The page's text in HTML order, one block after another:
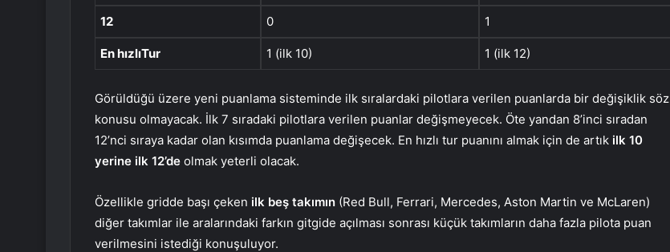
12 0 1
En hızlıTur 1 (ilk 10) 1 (ilk 12)
Görüldüğü üzere yeni puanlama sisteminde ilk sıralardaki pilotlara verilen puanlarda bir değişiklik söz
konusu olmayacak. İlk 7 sıradaki pilotlara verilen puanlar değişmeyecek. Öte yandan 8’inci sıradan
12’nci sıraya kadar olan kısımda puanlama değişecek. En hızlı tur puanını almak için de artık ilk 10
yerine ilk 12’de olmak yeterli olacak.
Özellikle gridde başı çeken ilk beş takımın (Red Bull, Ferrari, Mercedes, Aston Martin ve McLaren)
diğer takımlar ile aralarındaki farkın gitgide açılması sonrası küçük takımların daha fazla pilota puan
verilmesini istediği konuşuluyor.